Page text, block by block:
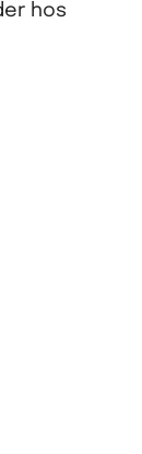
hos